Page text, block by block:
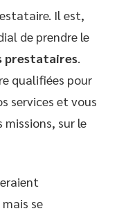
Il est,
de prendre le
prestataires.
qualifiées pour
services et vous
sur le
se